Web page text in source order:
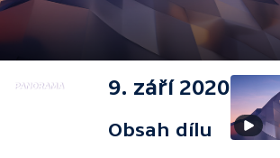
9. září 2020
Obsah dílu